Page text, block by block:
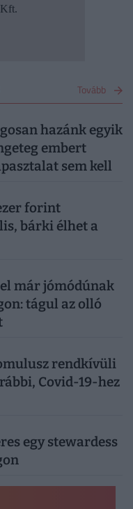
Tovább
hazánk egyik
embert
sem kell
forint
bárki élhet a
már jómódúnak
tágul az olló
rendkívüli
Covid-19-hez
egy stewardess